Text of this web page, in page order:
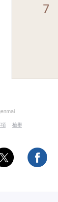
項 檢舉